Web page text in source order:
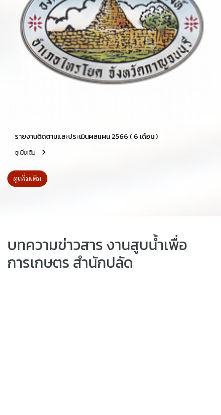
รายงานติดตามและประเมินผลแผน 2566 ( 6 เดือน )
ดูเพิ่มเติม
ดูเพิ่มเติม
บทความข่าวสาร งานสูบน้ำเพื่อ
การเกษตร สำนักปลัด